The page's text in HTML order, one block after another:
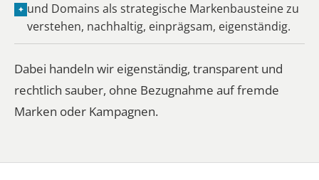
✦ und Domains als strategische Markenbausteine zu
verstehen, nachhaltig, einprägsam, eigenständig.
Dabei handeln wir eigenständig, transparent und
rechtlich sauber, ohne Bezugnahme auf fremde
Marken oder Kampagnen.